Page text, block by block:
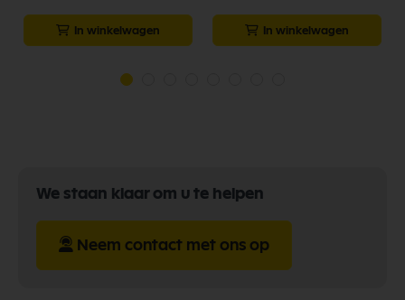
In winkelwagen In winkelwagen
We staan klaar om u te helpen
Neem contact met ons op